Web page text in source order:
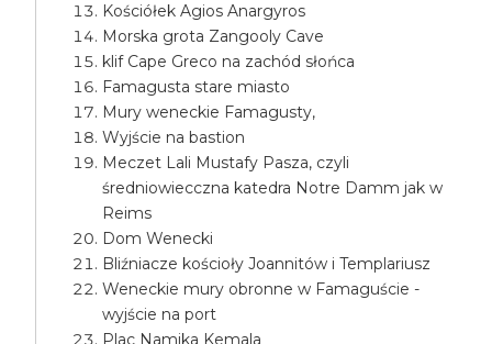
Kościółek Agios Anargyros
Morska grota Zangooly Cave
klif Cape Greco na zachód słońca
Famagusta stare miasto
Mury weneckie Famagusty,
Wyjście na bastion
Meczet Lali Mustafy Pasza, czyli
średniowiecczna katedra Notre Damm jak w
Reims
Dom Wenecki
Bliźniacze kościoły Joannitów i Templariusz
Weneckie mury obronne w Famaguście -
wyjście na port
Plac Namika Kemala